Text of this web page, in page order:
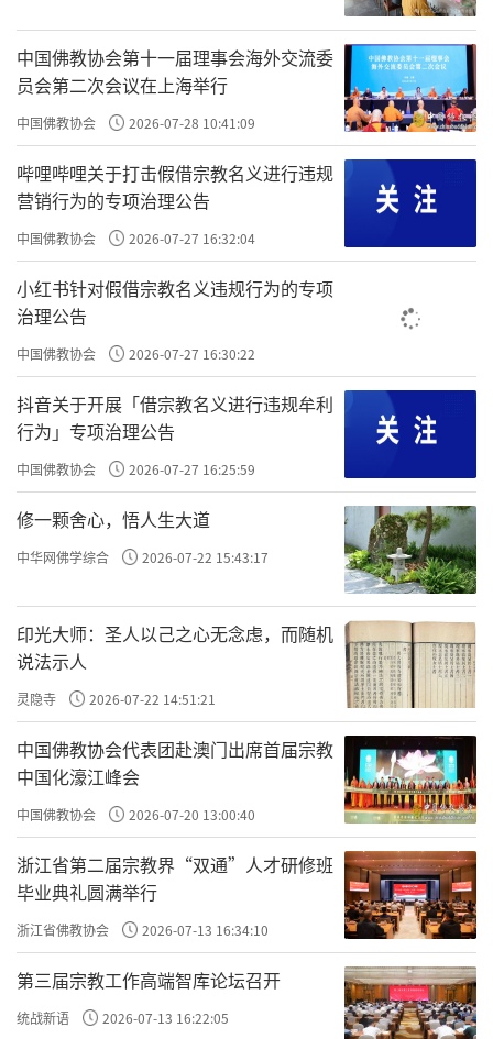
刻了许多石柱，他又在各地崖壁上刻了许多法
诰（根据佛法而颁布的各种教诰），这些遗物
至今还有留存和陆续发现的，为我们研究古代
历史提供了极为重要的资料。
问 阿育王传布佛教之举对当时部派的兴起有没
有影响？
答 阿育王时代，佛教大约已经分为四个部派。
各部派分往各地传教后，受到了各地不同环境
的影响，在形式上和学说上有了不同的发展，
这便促成了更多部派的产生。
——《佛教常识答问》赵朴初
出版社：北京出版社ISBN: 9787200135602
责任编辑：勉淳
中国佛教协会第十一届理事会海外交流委
员会第二次会议在上海举行
中国佛教协会 2026-07-28 10:41:09
哔哩哔哩关于打击假借宗教名义进行违规
营销行为的专项治理公告
中国佛教协会 2026-07-27 16:32:04
小红书针对假借宗教名义违规行为的专项
治理公告
中国佛教协会 2026-07-27 16:30:22
抖音关于开展「借宗教名义进行违规牟利
行为」专项治理公告
中国佛教协会 2026-07-27 16:25:59
修一颗舍心，悟人生大道
中华网佛学综合 2026-07-22 15:43:17
印光大师：圣人以己之心无念虑，而随机
说法示人
灵隐寺 2026-07-22 14:51:21
中国佛教协会代表团赴澳门出席首届宗教
中国化濠江峰会
中国佛教协会 2026-07-20 13:00:40
浙江省第二届宗教界“双通”人才研修班
毕业典礼圆满举行
浙江省佛教协会 2026-07-13 16:34:10
第三届宗教工作高端智库论坛召开
统战新语 2026-07-13 16:22:05